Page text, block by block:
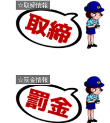
☆取締情報
☆罰金情報